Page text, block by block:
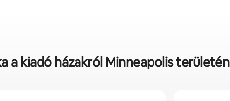
a kiadó házakról Minneapolis területén